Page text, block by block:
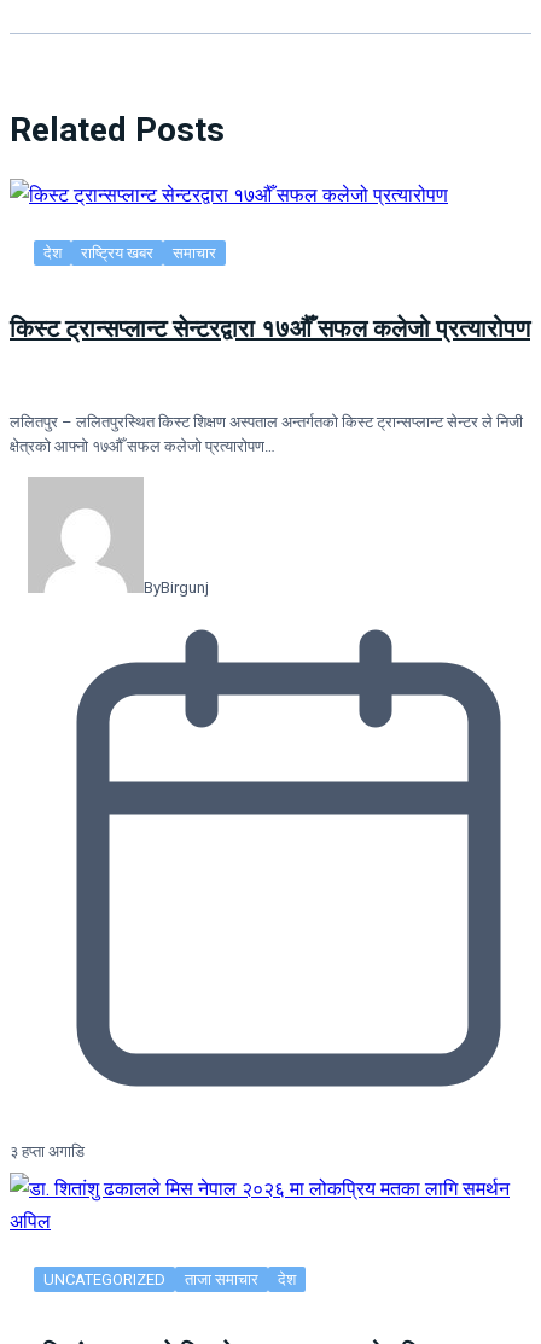
Related Posts
देश राष्ट्रिय खबर समाचार
किस्ट ट्रान्सप्लान्ट सेन्टरद्वारा १७औँ सफल कलेजो प्रत्यारोपण
ललितपुर – ललितपुरस्थित किस्ट शिक्षण अस्पताल अन्तर्गतको किस्ट ट्रान्सप्लान्ट सेन्टर ले निजी
क्षेत्रको आफ्नो १७औँ सफल कलेजो प्रत्यारोपण…
ByBirgunj
३ हप्ता अगाडि
UNCATEGORIZED ताजा समाचार देश